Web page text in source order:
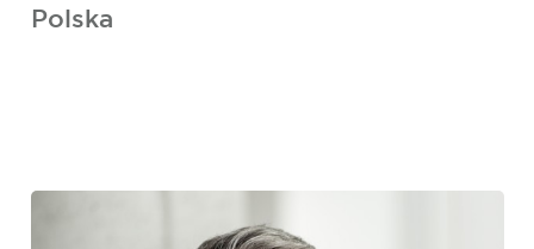
Polska